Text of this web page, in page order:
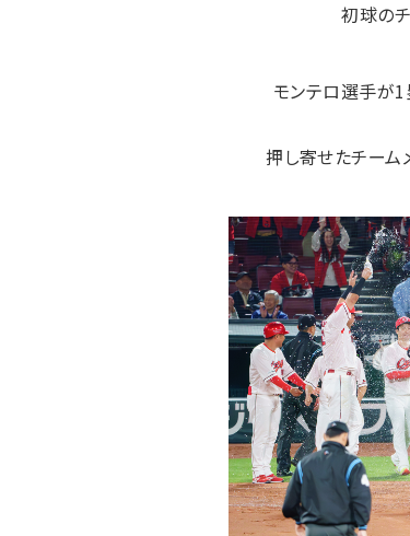
初球の
モンテロ選手が1
押し寄せたチーム